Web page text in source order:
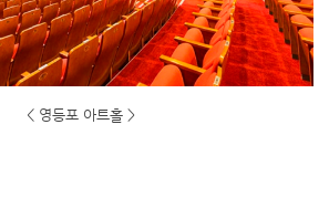
< 영등포 아트홀 >